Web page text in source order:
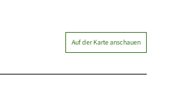
Auf der Karte anschauen